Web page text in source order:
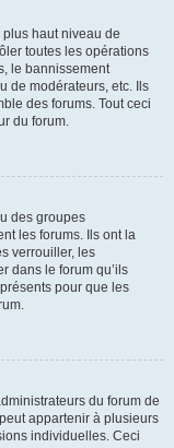
haut niveau de
toutes les opérations
le bannissement
de modérateurs, etc. Ils
des forums. Tout ceci
du forum.
des groupes
les forums. Ils ont la
verrouiller, les
dans le forum qu’ils
pour que les
du forum de
appartenir à plusieurs
individuelles. Ceci